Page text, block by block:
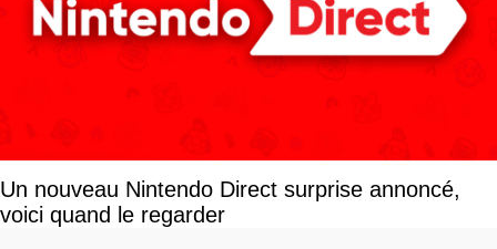
Un nouveau Nintendo Direct surprise annoncé,
voici quand le regarder